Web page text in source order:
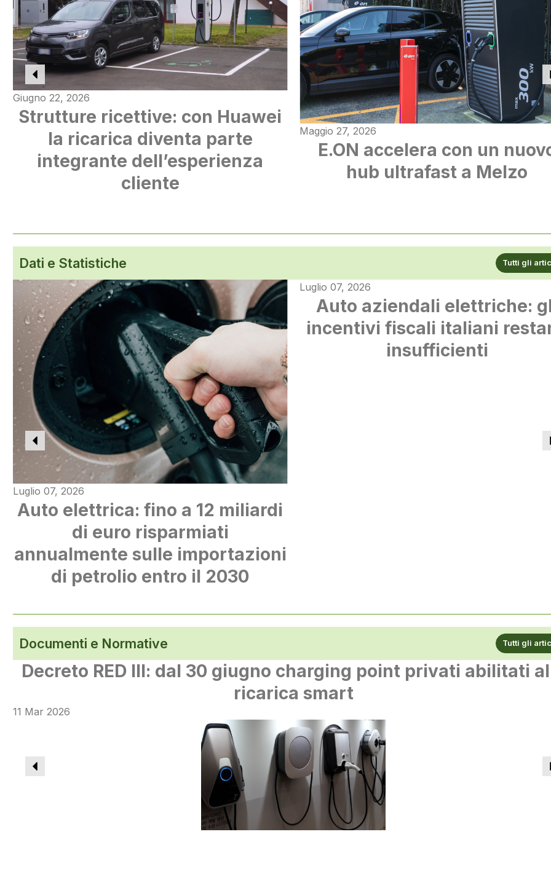
Giugno 22, 2026
Strutture ricettive: con Huawei
la ricarica diventa parte
integrante dell’esperienza
cliente
Maggio 27, 2026
E.ON accelera con un
hub ultrafast a Melzo
Dati e Statistiche Tutti gli
Luglio 07, 2026
Auto elettrica: fino a 12 miliardi
di euro risparmiati
annualmente sulle importazioni
di petrolio entro il 2030
Luglio 07, 2026
Auto aziendali elettriche:
incentivi fiscali italiani
insufficienti
Documenti e Normative Tutti gli
Decreto RED III: dal 30 giugno charging point privati abilitati
ricarica smart
11 Mar 2026